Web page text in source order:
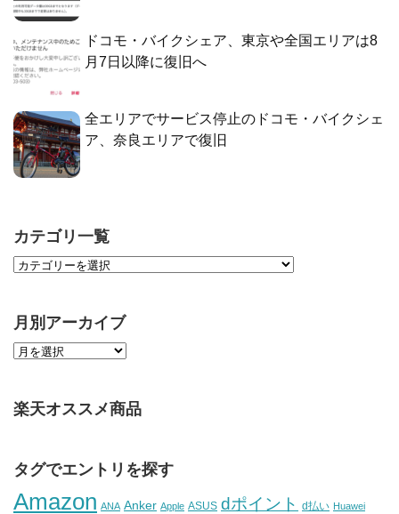
ドコモ・バイクシェア、東京や全国エリアは8
月7日以降に復旧へ
全エリアでサービス停止のドコモ・バイクシェ
ア、奈良エリアで復旧
カテゴリ一覧
月別アーカイブ
楽天オススメ商品
タグでエントリを探す
Amazon ANA Anker Apple ASUS dポイント d払い Huawei